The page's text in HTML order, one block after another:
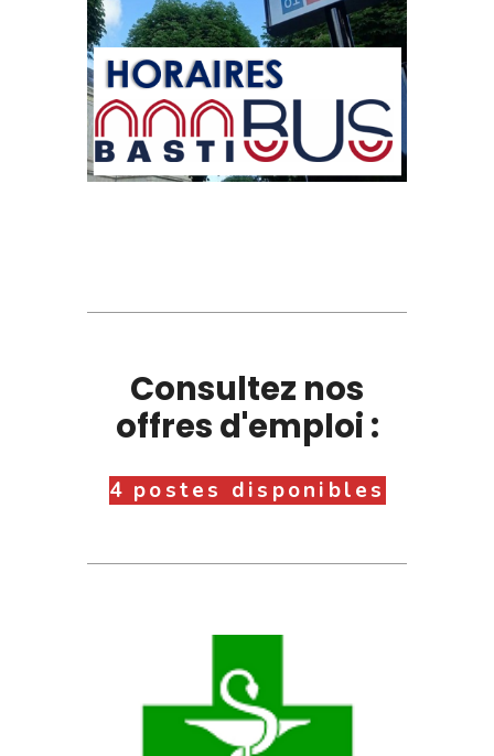
Consultez nos
offres d'emploi :
4 postes disponibles